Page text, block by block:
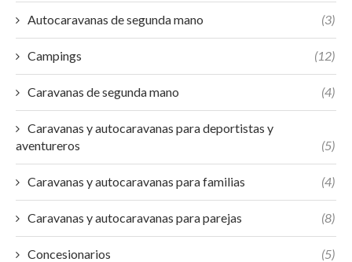
Autocaravanas de segunda mano (3)
Campings (12)
Caravanas de segunda mano (4)
Caravanas y autocaravanas para deportistas y
aventureros
(5)
Caravanas y autocaravanas para familias (4)
Caravanas y autocaravanas para parejas (8)
Concesionarios (5)